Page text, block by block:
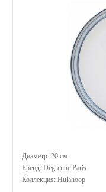
Диаметр: 20 см
Бренд: Degrenne Paris
Коллекция: Hulahoop